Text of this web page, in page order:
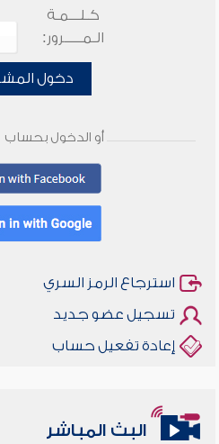
كـلـــمـة
الـمـــــرور:
دخول
أو الدخول بحساب
استرجاع الرمز السري
تسجيل عضو جديد
إعادة تفعيل حساب
البث المباشر